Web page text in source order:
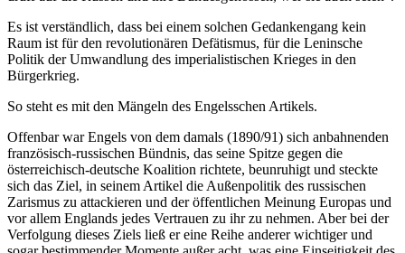
Es ist verständlich, dass bei einem solchen Gedankengang kein
Raum ist für den revolutionären Defätismus, für die Leninsche
Politik der Umwandlung des imperialistischen Krieges in den
Bürgerkrieg.
So steht es mit den Mängeln des Engelsschen Artikels.
Offenbar war Engels von dem damals (1890/91) sich anbahnenden
französisch-russischen Bündnis, das seine Spitze gegen die
österreichisch-deutsche Koalition richtete, beunruhigt und steckte
sich das Ziel, in seinem Artikel die Außenpolitik des russischen
Zarismus zu attackieren und der öffentlichen Meinung Europas und
vor allem Englands jedes Vertrauen zu ihr zu nehmen. Aber bei der
Verfolgung dieses Ziels ließ er eine Reihe anderer wichtiger und